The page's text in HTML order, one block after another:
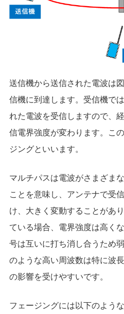
送信機から送信された電波は
信機に到達します。受信機で
れた電波を受信しますので、
信電界強度が変わります。こ
ジングといいます。
マルチパスは電波がさまざま
ことを意味し、アンテナで受
け、大きく変動することがあ
ている場合、電界強度は高く
号は互いに打ち消し合うため
のような高い周波数は特に波
の影響を受けやすいです。
フェージングには以下のよう